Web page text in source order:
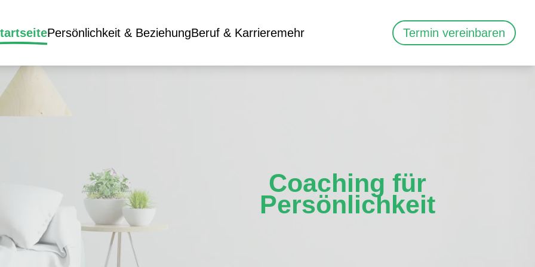
Persönlichkeit & BeziehungBeruf & Karrieremehr Termin vereinbaren
Coaching für
Persönlichkeit